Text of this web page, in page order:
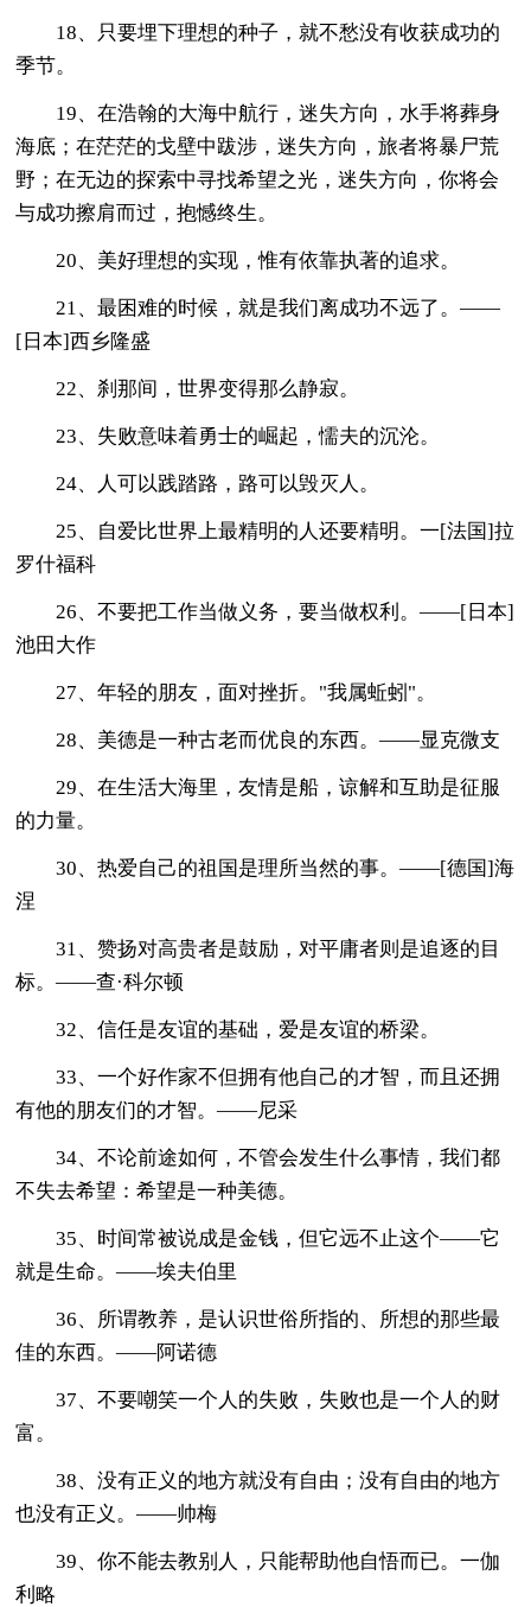
18、只要埋下理想的种子，就不愁没有收获成功的
季节。
19、在浩翰的大海中航行，迷失方向，水手将葬身
海底；在茫茫的戈壁中跋涉，迷失方向，旅者将暴尸荒
野；在无边的探索中寻找希望之光，迷失方向，你将会
与成功擦肩而过，抱憾终生。
20、美好理想的实现，惟有依靠执著的追求。
21、最困难的时候，就是我们离成功不远了。——
[日本]西乡隆盛
22、刹那间，世界变得那么静寂。
23、失败意味着勇士的崛起，懦夫的沉沦。
24、人可以践踏路，路可以毁灭人。
25、自爱比世界上最精明的人还要精明。一[法国]拉
罗什福科
26、不要把工作当做义务，要当做权利。——[日本]
池田大作
27、年轻的朋友，面对挫折。"我属蚯蚓"。
28、美德是一种古老而优良的东西。——显克微支
29、在生活大海里，友情是船，谅解和互助是征服
的力量。
30、热爱自己的祖国是理所当然的事。——[德国]海
涅
31、赞扬对高贵者是鼓励，对平庸者则是追逐的目
标。——查·科尔顿
32、信任是友谊的基础，爱是友谊的桥梁。
33、一个好作家不但拥有他自己的才智，而且还拥
有他的朋友们的才智。——尼采
34、不论前途如何，不管会发生什么事情，我们都
不失去希望：希望是一种美德。
35、时间常被说成是金钱，但它远不止这个——它
就是生命。——埃夫伯里
36、所谓教养，是认识世俗所指的、所想的那些最
佳的东西。——阿诺德
37、不要嘲笑一个人的失败，失败也是一个人的财
富。
38、没有正义的地方就没有自由；没有自由的地方
也没有正义。——帅梅
39、你不能去教别人，只能帮助他自悟而已。一伽
利略